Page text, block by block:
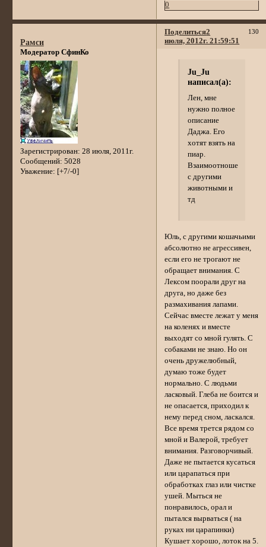
0
Поделиться 130
2
июля, 2012г. 21:59:51
Рамси
Модератор СфинКо
Зарегистрирован: 28 июля, 2011г.
Сообщений: 5028
Уважение: [+7/-0]
Ju_Ju
написал(а):
Лен, мне
нужно полное
описание
Даджа. Его
хотят взять на
пиар.
Взаимоотношения
с другими
животными и
тд
Юль, с другими кошачьими
абсолютно не агрессивен,
если его не трогают не
обращает внимания. С
Лексом поорали друг на
друга, но даже без
размахивания лапами.
Сейчас вместе лежат у меня
на коленях и вместе
выходят со мной гулять. С
собаками не знаю. Но он
очень дружелюбный,
думаю тоже будет
нормально. С людьми
ласковый. Глеба не боится и
не опасается, приходил к
нему перед сном, ласкался.
Все время трется рядом со
мной и Валерой, требует
внимания. Разговорчивый.
Даже не пытается кусаться
или царапаться при
обработках глаз или чистке
ушей. Мыться не
понравилось, орал и
пытался вырваться ( на
руках ни царапинки)
Кушает хорошо, лоток на 5.